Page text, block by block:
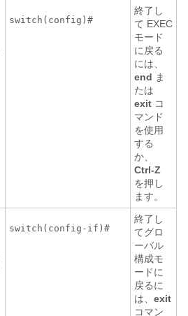
終了し
て EXEC
モード
に戻る
には、
end ま
たは
exit コ
マンド
を使用
する
か、
Ctrl-Z
を押し
ます。
終了し
てグロ
ーバル
構成モ
ードに
戻るに
は、 exit
コマン